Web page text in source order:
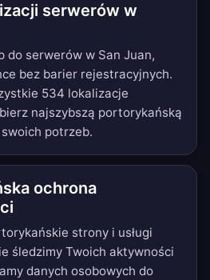
serwerów w
do serwerów w San Juan,
bez barier rejestracyjnych.
534 lokalizacje
najszybszą portorykańską
potrzeb.
ochrona
strony i usługi
śledzimy Twoich aktywności
danych osobowych do